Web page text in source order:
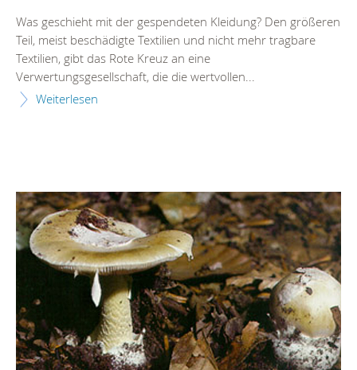
Was geschieht mit der gespendeten Kleidung? Den größeren
Teil, meist beschädigte Textilien und nicht mehr tragbare
Textilien, gibt das Rote Kreuz an eine
Verwertungsgesellschaft, die die wertvollen...
Weiterlesen